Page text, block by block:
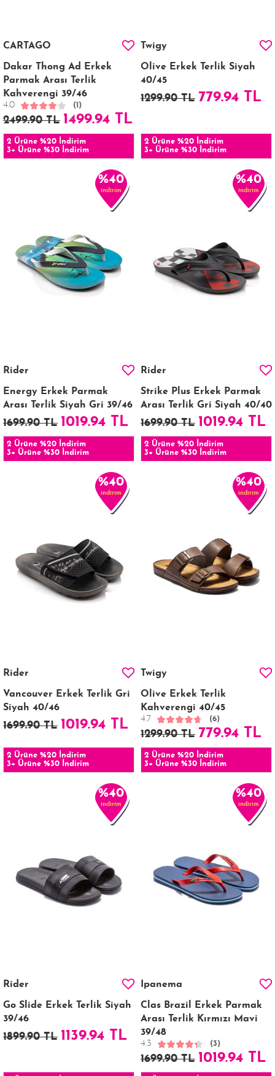
CARTAGO
Dakar Thong Ad Erkek
Parmak Arası Terlik
Kahverengi 39/46
4.0 (1)
2499.90 TL 1499.94 TL
2 Ürüne %20 İndirim
3+ Ürüne %30 İndirim
Twigy
Olive Erkek Terlik Siyah
40/45
1299.90 TL 779.94 TL
2 Ürüne %20 İndirim
3+ Ürüne %30 İndirim
%40
indirim
Rider
Energy Erkek Parmak
Arası Terlik Siyah Gri 39/46
1699.90 TL 1019.94 TL
2 Ürüne %20 İndirim
3+ Ürüne %30 İndirim
%40
indirim
Rider
Strike Plus Erkek Parmak
Arası Terlik Gri Siyah 40/40
1699.90 TL 1019.94 TL
2 Ürüne %20 İndirim
3+ Ürüne %30 İndirim
%40
indirim
Rider
Vancouver Erkek Terlik Gri
Siyah 40/46
1699.90 TL 1019.94 TL
2 Ürüne %20 İndirim
3+ Ürüne %30 İndirim
%40
indirim
Twigy
Olive Erkek Terlik
Kahverengi 40/45
4.7 (6)
1299.90 TL 779.94 TL
2 Ürüne %20 İndirim
3+ Ürüne %30 İndirim
%40
indirim
Rider
Go Slide Erkek Terlik Siyah
39/46
1899.90 TL 1139.94 TL
%40
indirim
Ipanema
Clas Brazil Erkek Parmak
Arası Terlik Kırmızı Mavi
39/48
4.3 (3)
1699.90 TL 1019.94 TL